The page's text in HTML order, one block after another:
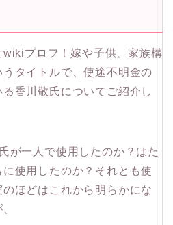
プロフ！嫁や子供、家族構
タイトルで、使途不明金の
香川敬氏についてご紹介し
が一人で使用したのか？はた
使用したのか？それとも使
ほどはこれから明らかにな